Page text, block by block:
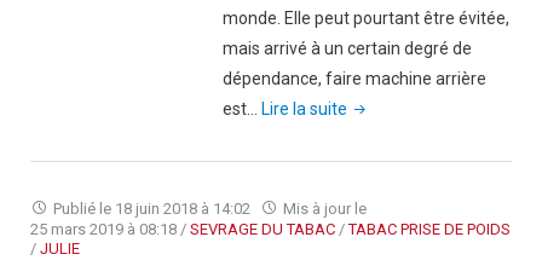
monde. Elle peut pourtant être évitée,
mais arrivé à un certain degré de
dépendance, faire machine arrière
est…
Lire la suite "Tabagisme
les
adolescents
:
Publié le 18 juin 2018 à 14:02
Mis à jour le
25 mars 2019 à 08:18 / SEVRAGE DU TABAC /TABAC PRISE DE POIDS
/ JULIE